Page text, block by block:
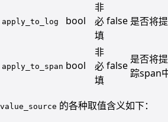
apply_to_log bool
非
必
填
false 是否将
apply_to_span bool
非
必
填
false 是否将
踪span
value_source 的各种取值含义如下：